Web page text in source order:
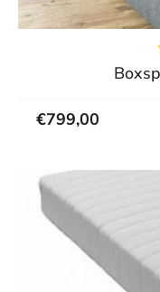
€799,00